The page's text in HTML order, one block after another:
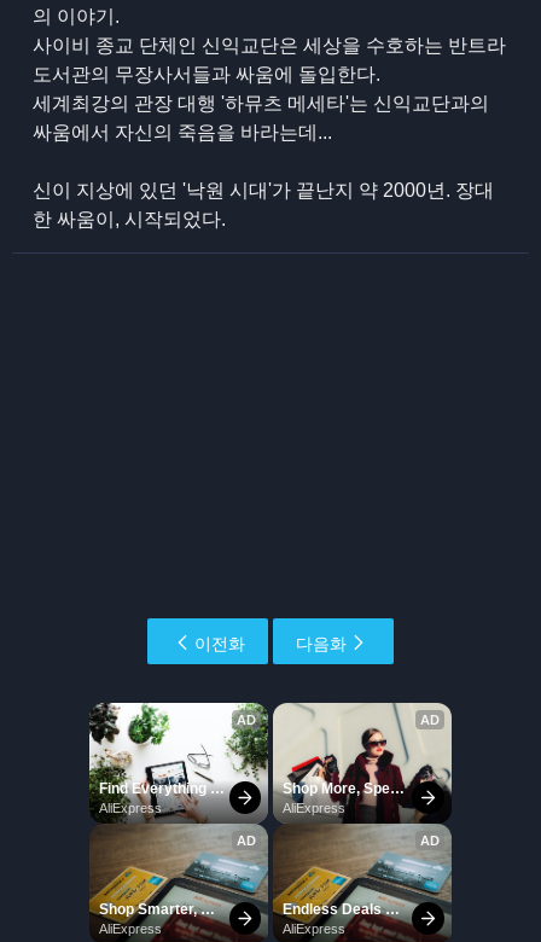
의 이야기.
사이비 종교 단체인 신익교단은 세상을 수호하는 반트라
도서관의 무장사서들과 싸움에 돌입한다.
세계최강의 관장 대행 '하뮤츠 메세타'는 신익교단과의
싸움에서 자신의 죽음을 바라는데...
신이 지상에 있던 '낙원 시대'가 끝난지 약 2000년. 장대
한 싸움이, 시작되었다.
이전화 다음화